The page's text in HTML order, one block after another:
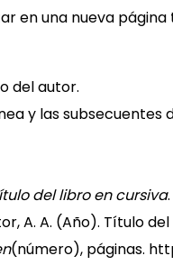
en una nueva
del autor.
y las
del libro en cursiva
A. A. (Año). Título
(número), páginas.